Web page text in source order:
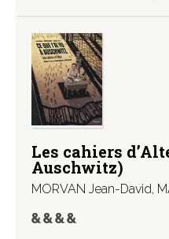
Les cahiers
Auschwitz)
MORVAN Jean-David,